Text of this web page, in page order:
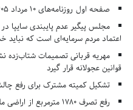
صفحه اول روزنامه‌های 10 مرداد 1405
مجلس پیگیر عدم پایبندی
اعتماد مردم سرمایه‌ای است که نباید
مهریه قربانی تصمیمات شتاب‌زده
قوانین عجولانه قرار گیرد
تشکیل کمیته مشترک برای رفع
رفع تصرف ۱۷۸۰ مترمربع از اراضی ملی روستای سرودار کرج